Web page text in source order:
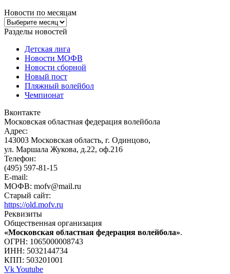
Новости по месяцам
Новости
по
Разделы новостей
Детская лига
Новости МОФВ
Новости сборной
Новый пост
Пляжный волейбол
Чемпионат
Вконтакте
Московская областная федерация волейбола
Адрес:
143003 Московская область, г. Одинцово,
ул. Маршала Жукова, д.22, оф.216
Телефон:
(495) 597-81-15
E-mail:
МОФВ: mofv@mail.ru
Старый сайт:
https://old.mofv.ru
Реквизиты
Общественная организация
«Московская областная федерация волейбола».
ОГРН: 1065000008743
ИНН: 5032144734
КПП: 503201001
VkYoutube